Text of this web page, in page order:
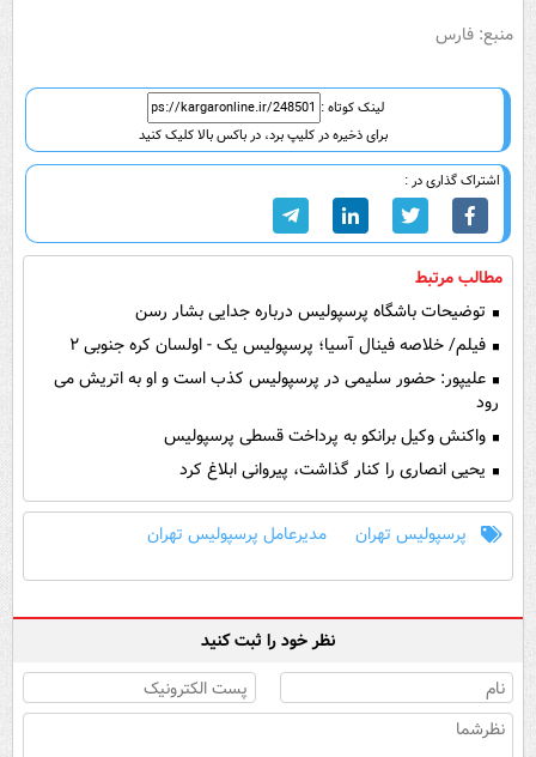
منبع: فارس
لینک کوتاه :
برای ذخیره در کلیپ برد، در باکس بالا کلیک کنید
اشتراک گذاری در :
مطالب مرتبط
توضیحات باشگاه پرسپولیس درباره جدایی بشار رسن
فیلم/ خلاصه فینال آسیا؛ پرسپولیس یک - اولسان کره جنوبی ۲
علیپور: حضور سلیمی در پرسپولیس کذب است و او به اتریش می
رود
واکنش وکیل برانکو به پرداخت قسطی پرسپولیس
یحیی انصاری را کنار گذاشت، پیروانی ابلاغ کرد
پرسپولیس تهران مدیرعامل پرسپولیس تهران
نظر خود را ثبت کنید